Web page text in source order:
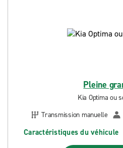
Pleine
Kia Optima ou
Transmission manuelle
Caractéristiques du véhicule